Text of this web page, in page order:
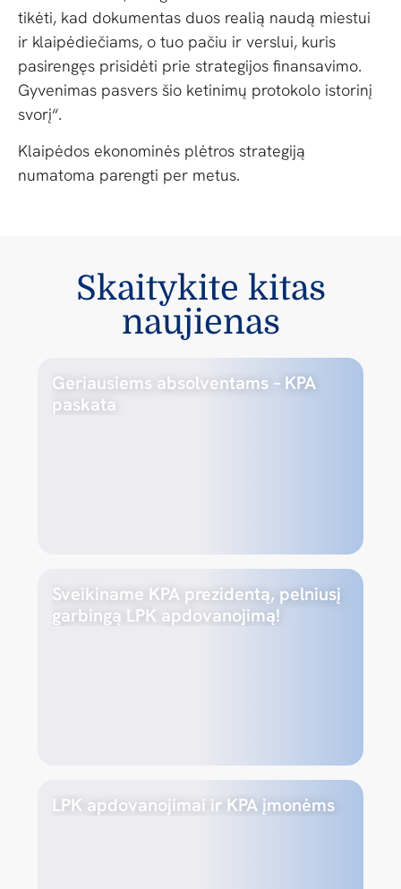
tikėti, kad dokumentas duos realią naudą miestui
ir klaipėdiečiams, o tuo pačiu ir verslui, kuris
pasirengęs prisidėti prie strategijos finansavimo.
Gyvenimas pasvers šio ketinimų protokolo istorinį
svorį“.
Klaipėdos ekonominės plėtros strategiją
numatoma parengti per metus.
Skaitykite kitas
naujienas
Geriausiems absolventams – KPA
paskata
Sveikiname KPA prezidentą, pelniusį
garbingą LPK apdovanojimą!
LPK apdovanojimai ir KPA įmonėms